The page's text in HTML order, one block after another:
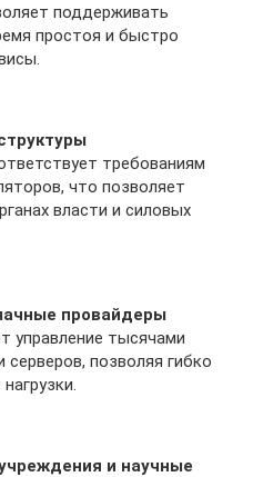
поддерживать
простоя и быстро
требованиям
что позволяет
власти и силовых
провайдеры
управление тысячами
позволяя гибко
и научные